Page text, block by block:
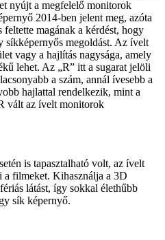
nyújt a megfelelő monitorok
2014-ben jelent meg, azóta
magának a kérdést, hogy
síkképernyős megoldást. Az ívelt
vagy a hajlítás nagysága, amely
lehet. Az „R” itt a sugarat jelöli
a szám, annál ívesebb a
hajlattal rendelkezik, mint a
vált az ívelt monitorok
is tapasztalható volt, az ívelt
a filmeket. Kihasználja a 3D
látást, így sokkal élethűbb
sík képernyő.